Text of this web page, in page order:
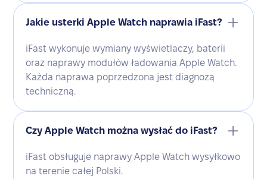
Jakie usterki Apple Watch naprawia iFast?
iFast wykonuje wymiany wyświetlaczy, baterii
oraz naprawy modułów ładowania Apple Watch.
Każda naprawa poprzedzona jest diagnozą
techniczną.
Czy Apple Watch można wysłać do iFast?
iFast obsługuje naprawy Apple Watch wysyłkowo
na terenie całej Polski.